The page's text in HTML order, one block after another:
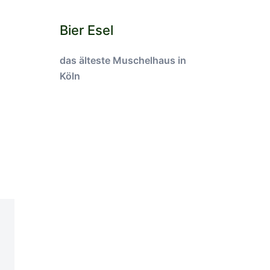
Bier Esel
das älteste Muschelhaus in
Köln